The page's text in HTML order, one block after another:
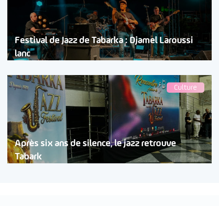
Festival de Jazz de Tabarka : Djamel Laroussi
lanc
Culture
Après six ans de silence, le jazz retrouve
Tabark